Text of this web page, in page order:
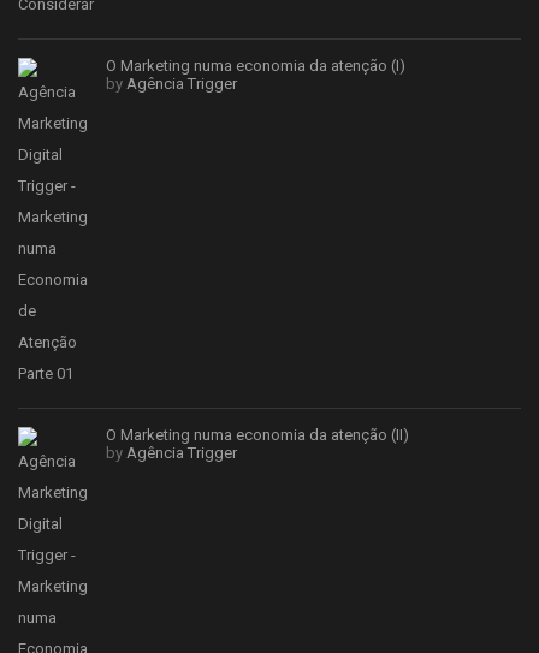
O Marketing numa economia da atenção (I)
by Agência Trigger
O Marketing numa economia da atenção (II)
by Agência Trigger